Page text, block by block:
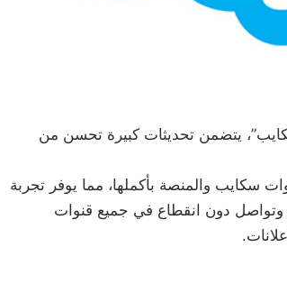
يتضمن تحديثات كبيرة تحسن من
سكايب والمنصة بأكملها، مما يوفر تجربة
دون انقطاع في جميع قنوات